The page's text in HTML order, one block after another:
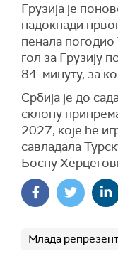
Грузија је
надокнади
пенала
гол за Грузију
84. минуту, за
Србија је до
склопу
2027, које ће
савладала
Босну
Млада